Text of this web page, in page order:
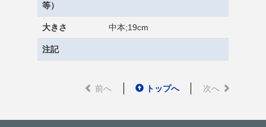
等）
大きさ 中本;19cm
注記
前へ トップへ 次へ